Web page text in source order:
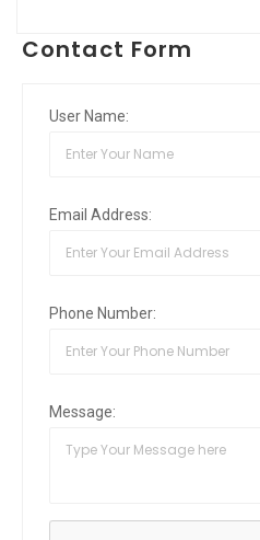
Contact Form
User Name:
Email Address:
Phone Number:
Message: